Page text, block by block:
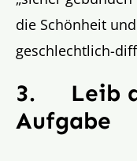
die Schönheit
geschlechtlich-
3. Leib
Aufgabe